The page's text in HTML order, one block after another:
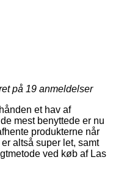
på 19 anmeldelser
et hav af
mest benyttede er nu
produkterne når
altså super let, samt
ved køb af Las